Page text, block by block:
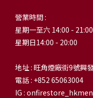
營業時間 :
星期一至六 14:00 - 21:00
星期日14:00 - 20:00
地址 : 旺角煙廠街9號興
電話 : +852 65063004
IG :